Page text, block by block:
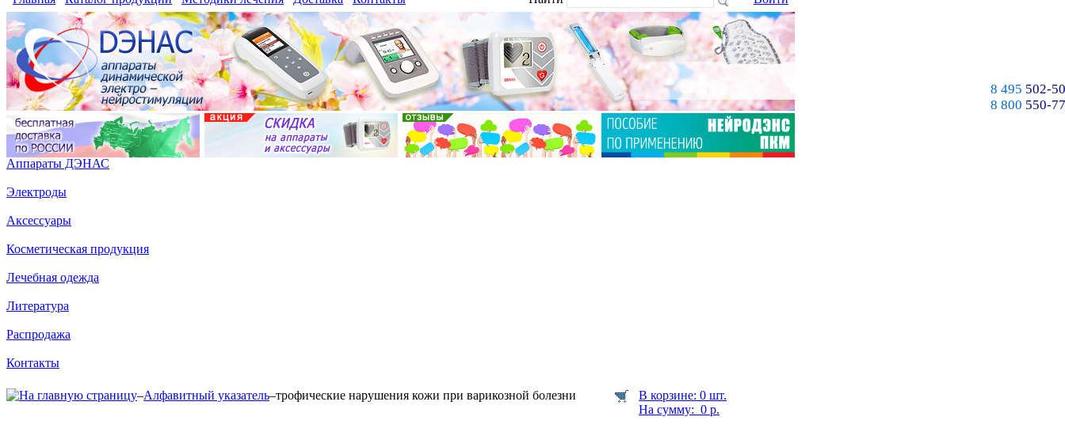
8 495 502-
8 800 550-
Аппараты ДЭНАС
Электроды
Аксессуары
Косметическая продукция
Лечебная одежда
Литература
Распродажа
Контакты
–Алфавитный указатель–трофические нарушения кожи при варикозной болезни
В корзине: 0 шт.
На сумму: 0 р.